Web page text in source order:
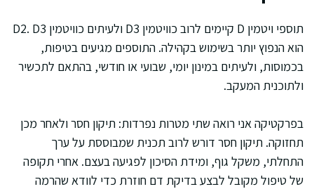
תוספי ויטמין D קיימים לרוב כוויטמין D3 ולעיתים כוויטמין D2. D3
הוא הנפוץ יותר בשימוש בקהילה. התוספים מגיעים בטיפות,
בכמוסות, ולעיתים במינון יומי, שבועי או חודשי, בהתאם לתכשיר
ולתוכנית המעקב.
בפרקטיקה אני רואה שתי מטרות נפרדות: תיקון חסר ולאחר מכן
תחזוקה. תיקון חסר דורש לרוב תכנית שמבוססת על ערך
התחלתי, משקל גוף, ומידת הסיכון לפגיעה בעצם. אחרי תקופה
של טיפול מקובל לבצע בדיקת דם חוזרת כדי לוודא שהרמה